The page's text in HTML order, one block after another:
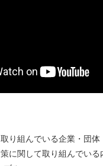
り組んでいる企業・団体
に関して取り組んでいる